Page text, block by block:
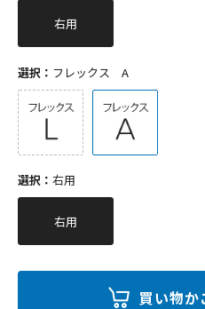
右用
選択： フレックス A
選択： 右用
右用